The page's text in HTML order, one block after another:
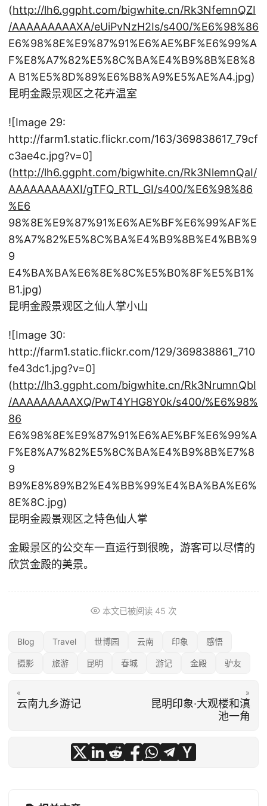
(http://lh6.ggpht.com/bigwhite.cn/Rk3NfemnQZI
/AAAAAAAAAXA/eUiPvNzH2Is/s400/%E6%98%86
E6%98%8E%E9%87%91%E6%AE%BF%E6%99%A
F%E8%A7%82%E5%8C%BA%E4%B9%8B%E8%8
A B1%E5%8D%89%E6%B8%A9%E5%AE%A4.jpg)
昆明金殿景观区之花卉温室
![Image 29:
http://farm1.static.flickr.com/163/369838617_79cf
c3ae4c.jpg?v=0]
(http://lh6.ggpht.com/bigwhite.cn/Rk3NlemnQaI/
AAAAAAAAAXI/gTFQ_RTL_GI/s400/%E6%98%86
%E6
98%8E%E9%87%91%E6%AE%BF%E6%99%AF%E
8%A7%82%E5%8C%BA%E4%B9%8B%E4%BB%9
9
E4%BA%BA%E6%8E%8C%E5%B0%8F%E5%B1%
B1.jpg)
昆明金殿景观区之仙人掌小山
![Image 30:
http://farm1.static.flickr.com/129/369838861_710
fe43dc1.jpg?v=0]
(http://lh3.ggpht.com/bigwhite.cn/Rk3NrumnQbI
/AAAAAAAAAXQ/PwT4YHG8Y0k/s400/%E6%98%
86
E6%98%8E%E9%87%91%E6%AE%BF%E6%99%A
F%E8%A7%82%E5%8C%BA%E4%B9%8B%E7%8
9
B9%E8%89%B2%E4%BB%99%E4%BA%BA%E6%
8E%8C.jpg)
昆明金殿景观区之特色仙人掌
金殿景区的公交车一直运行到很晚，游客可以尽情的
欣赏金殿的美景。
本文已被阅读 45 次
Blog Travel 世博园 云南 印象 感悟
摄影 旅游 昆明 春城 游记 金殿 驴友
«
云南九乡游记
»
昆明印象·大观楼和滇
池一角